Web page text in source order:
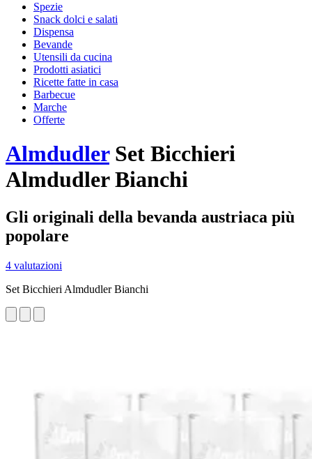
Spezie
Snack dolci e salati
Dispensa
Bevande
Utensili da cucina
Prodotti asiatici
Ricette fatte in casa
Barbecue
Marche
Offerte
AlmdudlerSet Bicchieri
Almdudler Bianchi
Gli originali della bevanda austriaca più
popolare
4 valutazioni
Set Bicchieri Almdudler Bianchi